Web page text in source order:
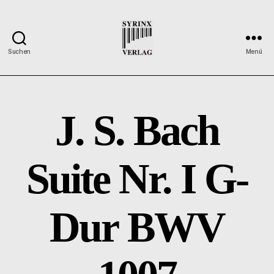
Suchen
Verlag
Verlag
der
Flötisten
Menü
J. S. Bach
Suite Nr. I G-
Dur BWV